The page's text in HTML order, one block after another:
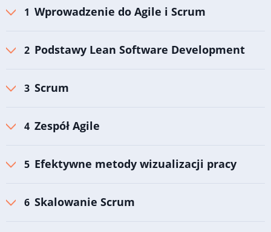
Wprowadzenie do Agile i Scrum
Podstawy Lean Software Development
Scrum
Zespół Agile
Efektywne metody wizualizacji pracy
Skalowanie Scrum